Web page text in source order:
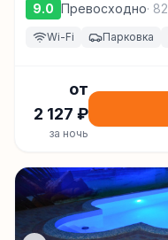
9.0 Превосходно· 82
Wi-Fi Парковка
от
2 127 ₽
за ночь